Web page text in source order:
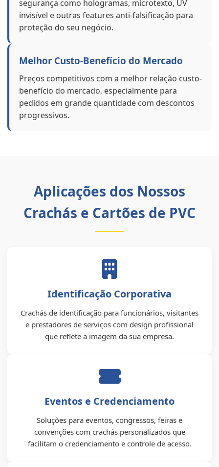
segurança como hologramas, microtexto, UV
invisível e outras features anti-falsificação para
proteção do seu negócio.
Melhor Custo-Benefício do Mercado
Preços competitivos com a melhor relação custo-
benefício do mercado, especialmente para
pedidos em grande quantidade com descontos
progressivos.
Aplicações dos Nossos
Crachás e Cartões de PVC
Identificação Corporativa
Crachás de identificação para funcionários, visitantes
e prestadores de serviços com design profissional
que reflete a imagem da sua empresa.
Eventos e Credenciamento
Soluções para eventos, congressos, feiras e
convenções com crachás personalizados que
facilitam o credenciamento e controle de acesso.